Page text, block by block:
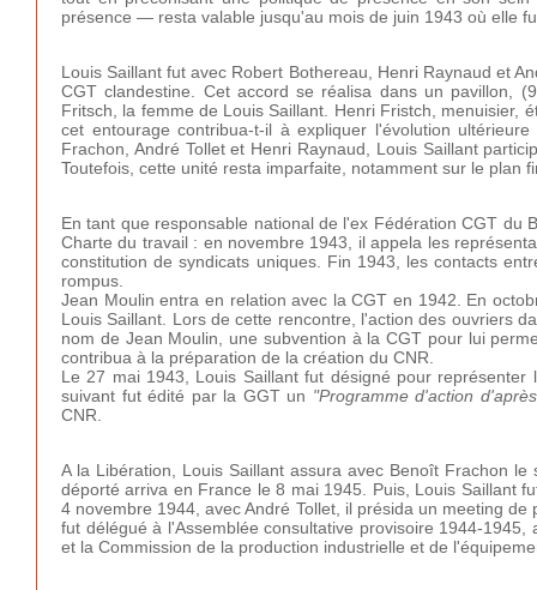
présence — resta valable jusqu'au mois de juin 1943 où elle
Louis Saillant fut avec Robert Bothereau, Henri Raynaud et
CGT clandestine. Cet accord se réalisa dans un pavillon,
Fritsch, la femme de Louis Saillant. Henri Fristch, menuisier,
cet entourage contribua-t-il à expliquer l'évolution
Frachon, André Tollet et Henri Raynaud, Louis Saillant
Toutefois, cette unité resta imparfaite, notamment sur le plan
En tant que responsable national de l'ex Fédération CGT
Charte du travail : en novembre 1943, il appela les
constitution de syndicats uniques. Fin 1943, les contacts
rompus.
Jean Moulin entra en relation avec la CGT en 1942. En
Louis Saillant. Lors de cette rencontre, l'action des ouvriers
nom de Jean Moulin, une subvention à la CGT pour lui
contribua à la préparation de la création du CNR.
Le 27 mai 1943, Louis Saillant fut désigné pour
suivant fut édité par la GGT un "Programme d'action
CNR.
A la Libération, Louis Saillant assura avec Benoît Frachon
déporté arriva en France le 8 mai 1945. Puis, Louis Saillant
4 novembre 1944, avec André Tollet, il présida un meeting
fut délégué à l'Assemblée consultative provisoire 1944-
et la Commission de la production industrielle et de